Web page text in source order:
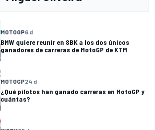
MOTOGP6 d
BMW quiere reunir en SBK a los dos únicos
ganadores de carreras de MotoGP de KTM
MOTOGP24 d
¿Qué pilotos han ganado carreras en MotoGP y
cuántas?